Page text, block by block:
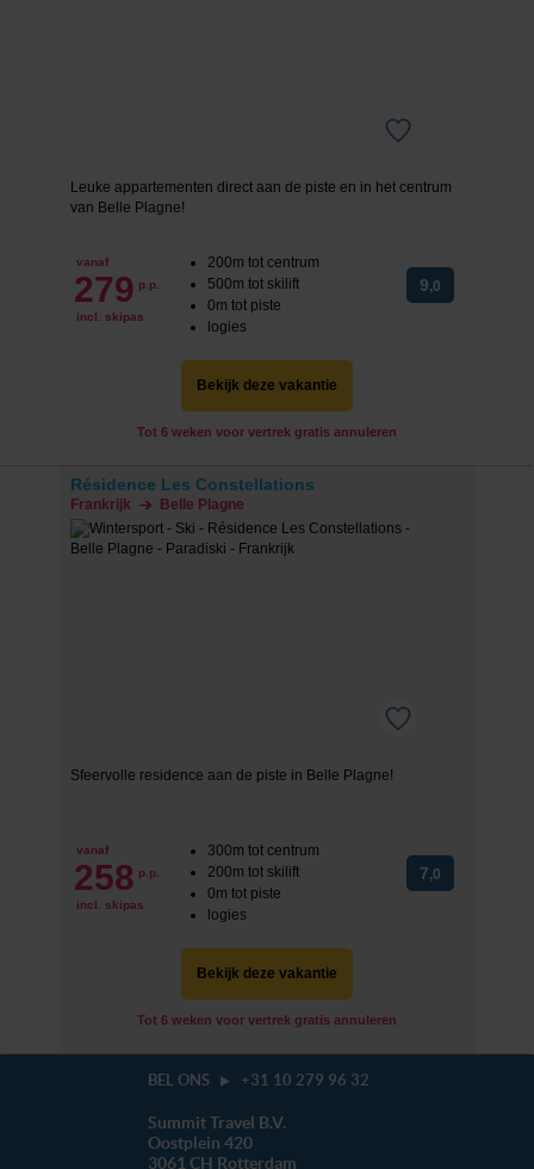
Leuke appartementen direct aan de piste en in het centrum
van Belle Plagne!
vanaf
279 p.p.
incl. skipas
200m tot centrum
500m tot skilift
0m tot piste
logies
9,0
Bekijk deze vakantie
Tot 6 weken voor vertrek gratis annuleren
Résidence Les Constellations
Frankrijk Belle Plagne
Sfeervolle residence aan de piste in Belle Plagne!
vanaf
258 p.p.
incl. skipas
300m tot centrum
200m tot skilift
0m tot piste
logies
7,0
Bekijk deze vakantie
Tot 6 weken voor vertrek gratis annuleren
BEL ONS +31 10 279 96 32
Summit Travel B.V.
Oostplein 420
3061 CH Rotterdam